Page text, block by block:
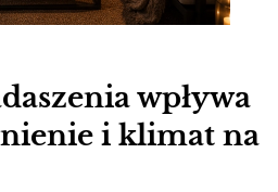
wpływa
i klimat na